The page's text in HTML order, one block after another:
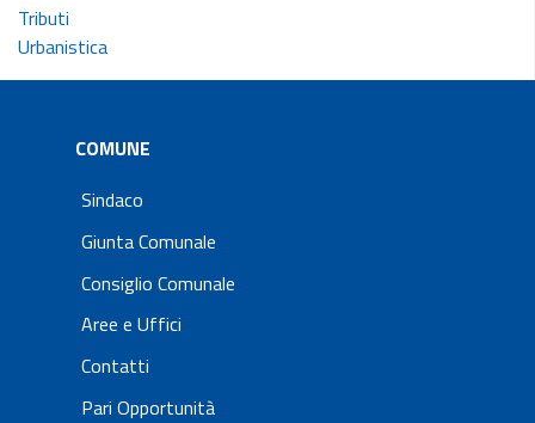
Tributi
Urbanistica
COMUNE
Sindaco
Giunta Comunale
Consiglio Comunale
Aree e Uffici
Contatti
Pari Opportunità